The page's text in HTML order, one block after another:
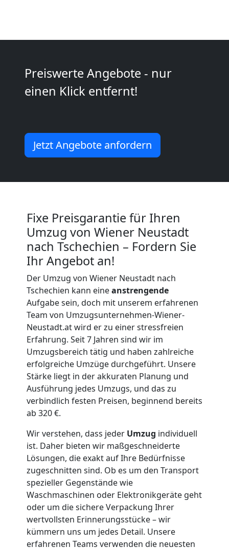
Preiswerte Angebote - nur
einen Klick entfernt!
Jetzt Angebote anfordern
Fixe Preisgarantie für Ihren
Umzug von Wiener Neustadt
nach Tschechien – Fordern Sie
Ihr Angebot an!
Der Umzug von Wiener Neustadt nach
Tschechien kann eineanstrengende
Aufgabe sein, doch mit unserem erfahrenen
Team von Umzugsunternehmen-Wiener-
Neustadt.at wird er zu einer stressfreien
Erfahrung. Seit 7 Jahren sind wir im
Umzugsbereich tätig und haben zahlreiche
erfolgreiche Umzüge durchgeführt. Unsere
Stärke liegt in der akkuraten Planung und
Ausführung jedes Umzugs, und das zu
verbindlich festen Preisen, beginnend bereits
ab 320 €.
Wir verstehen, dass jeder Umzug individuell
ist. Daher bieten wir maßgeschneiderte
Lösungen, die exakt auf Ihre Bedürfnisse
zugeschnitten sind. Ob es um den Transport
spezieller Gegenstände wie
Waschmaschinen oder Elektronikgeräte geht
oder um die sichere Verpackung Ihrer
wertvollsten Erinnerungsstücke – wir
kümmern uns um jedes Detail. Unsere
erfahrenen Teams verwenden die neuesten
Wiener
Mini
Neustadt
Umzug
Mann
LKW
Wiener
Neustadt
Kunsttransport
Wiener
Neustadt